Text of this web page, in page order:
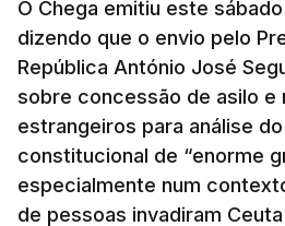
O Chega emitiu este
dizendo que o envio pelo
República António José
sobre concessão de asilo e
estrangeiros para análise
constitucional de “enorme
especialmente num
de pessoas invadiram